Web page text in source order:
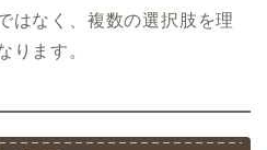
はなく、複数の選択肢を理
ります。